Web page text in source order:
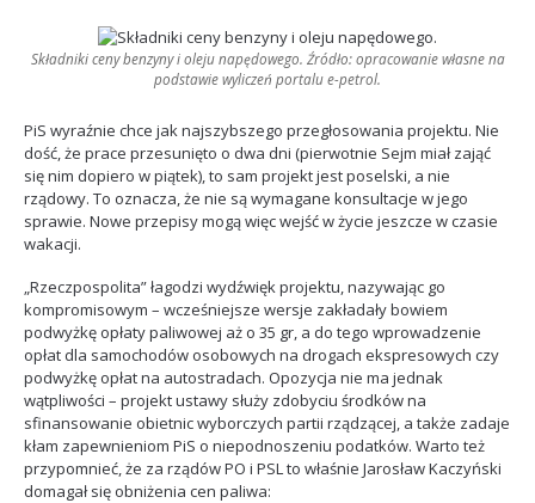
Składniki ceny benzyny i oleju napędowego. Źródło: opracowanie własne na
podstawie wyliczeń portalu e-petrol.
PiS wyraźnie chce jak najszybszego przegłosowania projektu. Nie
dość, że prace przesunięto o dwa dni (pierwotnie Sejm miał zająć
się nim dopiero w piątek), to sam projekt jest poselski, a nie
rządowy. To oznacza, że nie są wymagane konsultacje w jego
sprawie. Nowe przepisy mogą więc wejść w życie jeszcze w czasie
wakacji.
„Rzeczpospolita” łagodzi wydźwięk projektu, nazywając go
kompromisowym – wcześniejsze wersje zakładały bowiem
podwyżkę opłaty paliwowej aż o 35 gr, a do tego wprowadzenie
opłat dla samochodów osobowych na drogach ekspresowych czy
podwyżkę opłat na autostradach. Opozycja nie ma jednak
wątpliwości – projekt ustawy służy zdobyciu środków na
sfinansowanie obietnic wyborczych partii rządzącej, a także zadaje
kłam zapewnieniom PiS o niepodnoszeniu podatków. Warto też
przypomnieć, że za rządów PO i PSL to właśnie Jarosław Kaczyński
domagał się obniżenia cen paliwa: